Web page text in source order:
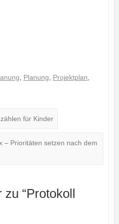
, Planung, Projektplan,
für Kinder
– Prioritäten setzen nach dem
zu “Protokoll